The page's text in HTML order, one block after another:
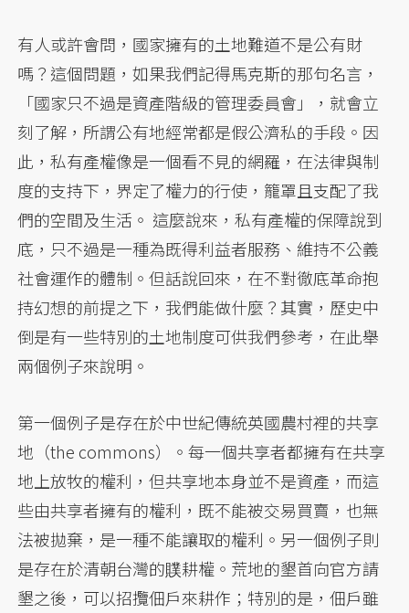
有人或許會問，國家擁有的土地難道不是公有財
嗎？這個問題，如果我們記得馬克斯的那句名言，
「國家只不過是資產階級的管理委員會」，就會立
刻了解，所謂公有地經常都是假公濟私的手段。因
此，私有產權像是一個看不見的網羅，在法律與制
度的支持下，界定了權力的行使，籠罩且支配了我
們的空間及生活。 這麼說來，私有產權的保障說到
底，只不過是一種為既得利益者服務、維持不公義
社會運作的體制。但話說回來，在不對徹底革命抱
持幻想的前提之下，我們能做什麼？其實，歷史中
倒是有一些特別的土地制度可供我們參考，在此舉
兩個例子來說明。
第一個例子是存在於中世紀傳統英國農村裡的共享
地（the commons）。每一個共享者都擁有在共享
地上放牧的權利，但共享地本身並不是資產，而這
些由共享者擁有的權利，既不能被交易買賣，也無
法被拋棄，是一種不能讓取的權利。另一個例子則
是存在於清朝台灣的贌耕權。荒地的墾首向官方請
墾之後，可以招攬佃戶來耕作；特別的是，佃戶雖